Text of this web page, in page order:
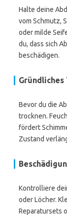
Halte deine
vom Schmutz,
oder milde
du, dass sich
beschädigen.
Bevor du die
trocknen.
fördert
Zustand
Kontrolliere
oder Löcher.
Reparatursets